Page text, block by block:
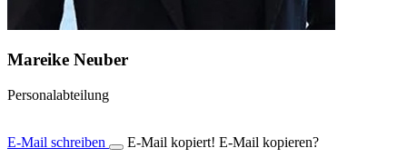
Mareike Neuber
Personalabteilung
E-Mail schreiben E-Mail kopiert! E-Mail kopieren?